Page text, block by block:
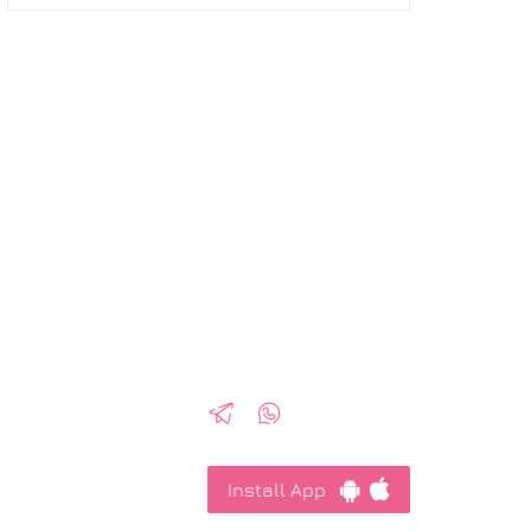
Install App